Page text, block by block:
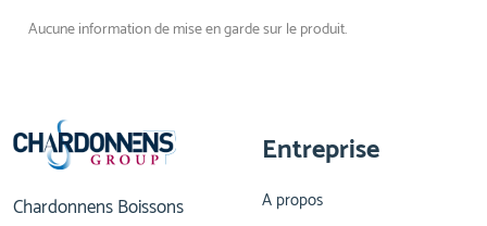
Aucune information de mise en garde sur le produit.
Chardonnens Boissons
Entreprise
A propos